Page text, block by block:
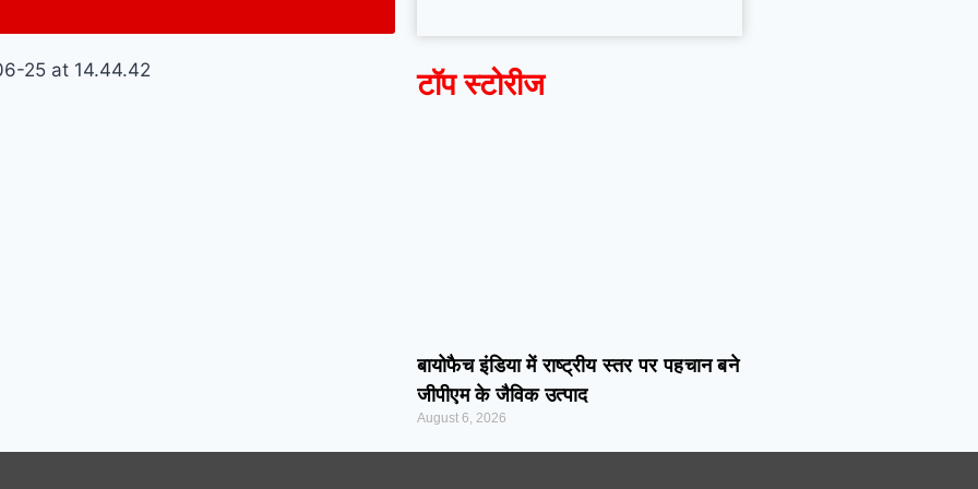
टॉप स्टोरीज
बायोफैच इंडिया में राष्ट्रीय स्तर पर पहचान बने
जीपीएम के जैविक उत्पाद
August 6, 2026